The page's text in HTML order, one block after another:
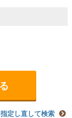
定し直して検索